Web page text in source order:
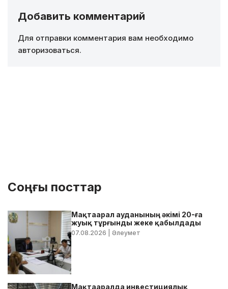
Добавить комментарий
Для отправки комментария вам необходимо
авторизоваться.
Соңғы посттар
Мақтаарал ауданының әкімі 20-ға
жуық тұрғынды жеке қабылдады
07.08.2026 | Әлеумет
Мақтааралда инвестициялық